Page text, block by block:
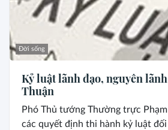
Đời sống
Kỷ luật lãnh đạo, nguyên
Thuận
Phó Thủ tướng Thường trực
các quyết định thi hành kỷ luật